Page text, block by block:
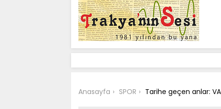
Anasayfa SPOR Tarihe geçen anlar: